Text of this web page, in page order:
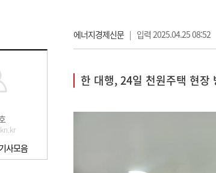
사모음
에너지경제신문| 입력 2025.04.25 08:52
한 대행, 24일 천원주택 현장